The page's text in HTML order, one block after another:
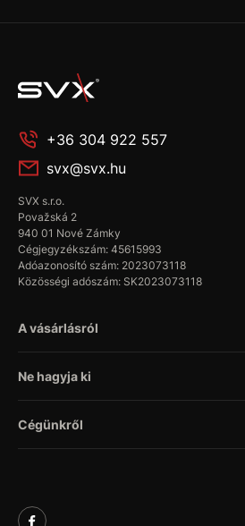
+36 304 922 557
svx@svx.hu
SVX s.r.o.
Považská 2
940 01 Nové Zámky
Cégjegyzékszám: 45615993
Adóazonosító szám: 2023073118
Közösségi adószám: SK2023073118
A vásárlásról
Ne hagyja ki
Cégünkről